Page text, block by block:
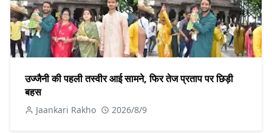
उज्जैनी की पहली तस्वीर आई सामने, फिर तेज प्रताप पर छिड़ी
बहस
Jaankari Rakho 2026/8/9